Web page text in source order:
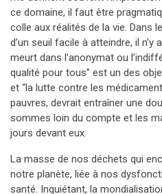
ce domaine, il faut être
colle aux réalités de la vie. Dans
d’un seuil facile à atteindre, il
meurt dans l’anonymat ou
qualité pour tous” est un des
et “la lutte contre les
pauvres, devrait entraîner une
sommes loin du compte et les
jours devant eux.
La masse de nos déchets qui
notre planète, liée à nos
santé. Inquiétant, la